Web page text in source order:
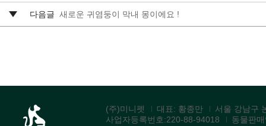
다음글 새로운 귀염둥이 막내 몽이에요 !
(주)미니펫 대표: 황종만
서울 강남구
사업자등록번호:220-88-94018
동물판